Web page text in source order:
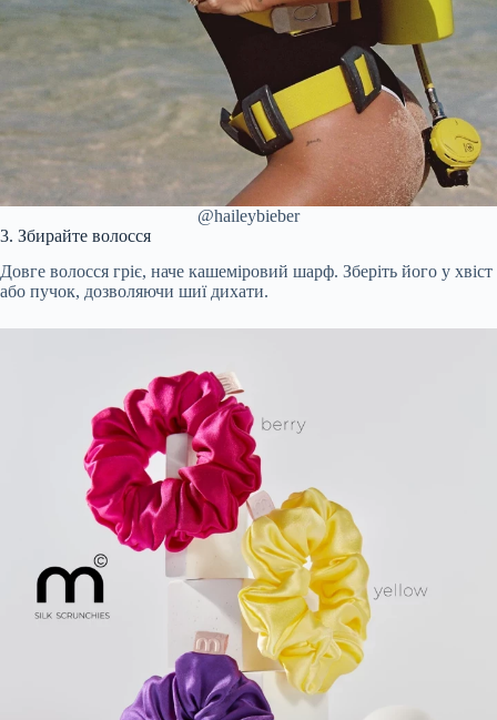
@haileybieber
3. Збирайте волосся
Довге волосся гріє, наче кашеміровий шарф. Зберіть його у хвіст
або пучок, дозволяючи шиї дихати.